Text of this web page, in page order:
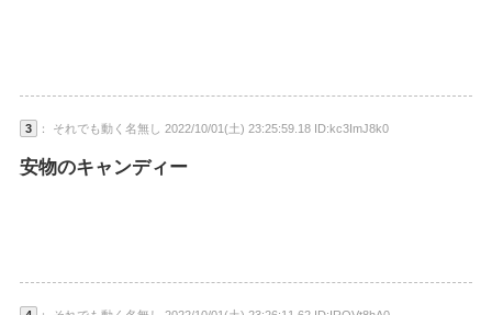
3 ： それでも動く名無し 2022/10/01(土) 23:25:59.18 ID:kc3ImJ8k0
安物のキャンディー